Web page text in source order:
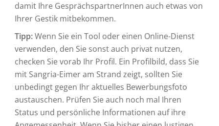
damit Ihre GesprächspartnerInnen auch etwas von
Ihrer Gestik mitbekommen.
Tipp:Wenn Sie ein Tool oder einen Online-Dienst
verwenden, den Sie sonst auch privat nutzen,
checken Sie vorab Ihr Profil. Ein Profilbild, dass Sie
mit Sangria-Eimer am Strand zeigt, sollten Sie
unbedingt gegen Ihr aktuelles Bewerbungsfoto
austauschen. Prüfen Sie auch noch mal Ihren
Status und persönliche Informationen auf ihre